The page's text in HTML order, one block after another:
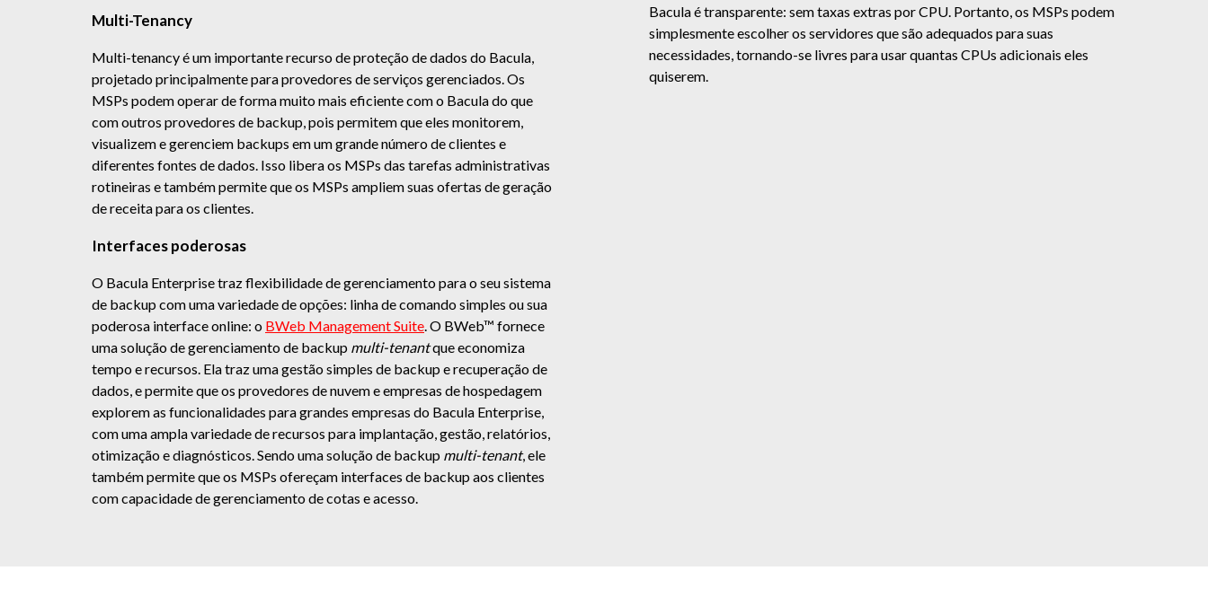
Multi-Tenancy
Multi-tenancy é um importante recurso de proteção de dados do Bacula,
projetado principalmente para provedores de serviços gerenciados. Os
MSPs podem operar de forma muito mais eficiente com o Bacula do que
com outros provedores de backup, pois permitem que eles monitorem,
visualizem e gerenciem backups em um grande número de clientes e
diferentes fontes de dados. Isso libera os MSPs das tarefas administrativas
rotineiras e também permite que os MSPs ampliem suas ofertas de geração
de receita para os clientes.
Interfaces poderosas
O Bacula Enterprise traz flexibilidade de gerenciamento para o seu sistema
de backup com uma variedade de opções: linha de comando simples ou sua
poderosa interface online: o BWeb Management Suite. O BWeb™ fornece
uma solução de gerenciamento de backup multi-tenantque economiza
tempo e recursos. Ela traz uma gestão simples de backup e recuperação de
dados, e permite que os provedores de nuvem e empresas de hospedagem
explorem as funcionalidades para grandes empresas do Bacula Enterprise,
com uma ampla variedade de recursos para implantação, gestão, relatórios,
otimização e diagnósticos. Sendo uma solução de backup multi-tenant, ele
também permite que os MSPs ofereçam interfaces de backup aos clientes
com capacidade de gerenciamento de cotas e acesso.
Bacula é transparente: sem taxas extras por CPU. Portanto, os MSPs podem
simplesmente escolher os servidores que são adequados para suas
necessidades, tornando-se livres para usar quantas CPUs adicionais eles
quiserem.